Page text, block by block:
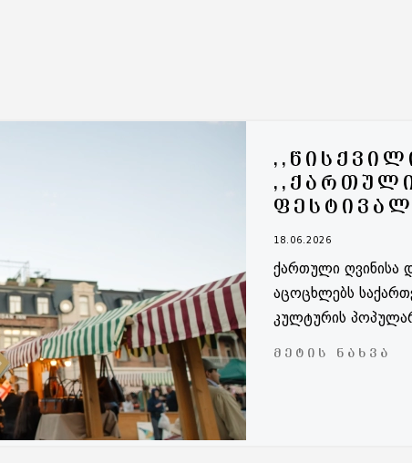
18.06.2026
ქართული ღვინისა
აცოცხლებს
კულტურის
ᲛᲔᲢᲘᲡ ᲜᲐᲮᲕᲐ